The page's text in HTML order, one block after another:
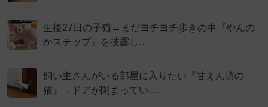
生後27日の子猫→まだヨチヨチ歩きの中『やんの
かステップ』を披露し…
飼い主さんがいる部屋に入りたい『甘えん坊の
猫』→ドアが閉まってい…